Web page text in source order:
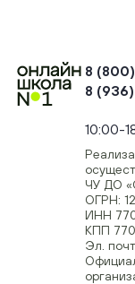
8
8
10:00-
ЧУ ДО
ОГРН:
ИНН
КПП
Эл.